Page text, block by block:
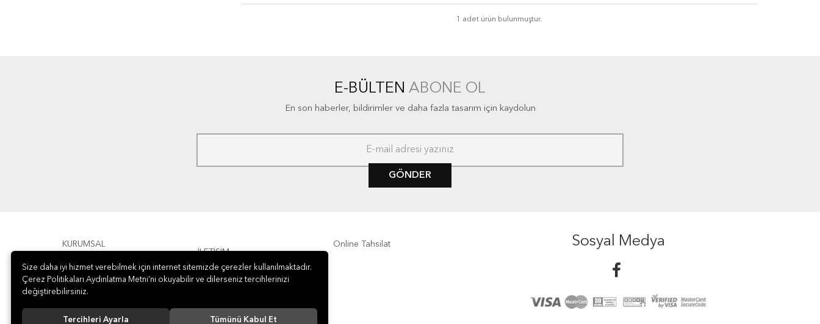
1 adet ürün bulunmuştur.
E-BÜLTEN ABONE OL
En son haberler, bildirimler ve daha fazla tasarım için kaydolun
GÖNDER
KURUMSAL
ÖDEME
İLETİŞİM
Online Tahsilat Sosyal Medya
Size daha iyi hizmet verebilmek için internet sitemizde çerezler kullanılmaktadır.
Çerez Politikaları Aydınlatma Metni’ni okuyabilir ve dilerseniz tercihlerinizi
değiştirebilirsiniz.
Tercihleri Ayarla Tümünü Kabul Et